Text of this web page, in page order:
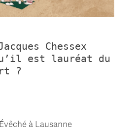
Chessex
est lauréat du
?
à Lausanne